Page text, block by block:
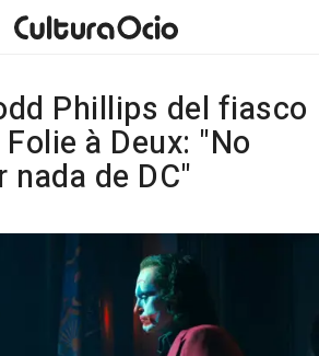
Phillips del fiasco
à Deux: "No
de DC"